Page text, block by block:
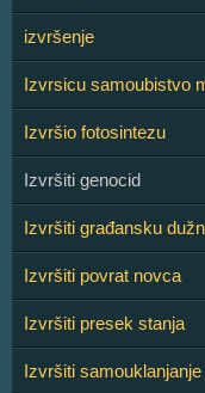
izvršenje
Izvrsicu samoubistvo
Izvršio fotosintezu
Izvršiti genocid
Izvršiti građansku
Izvršiti povrat novca
Izvršiti presek stanja
Izvršiti